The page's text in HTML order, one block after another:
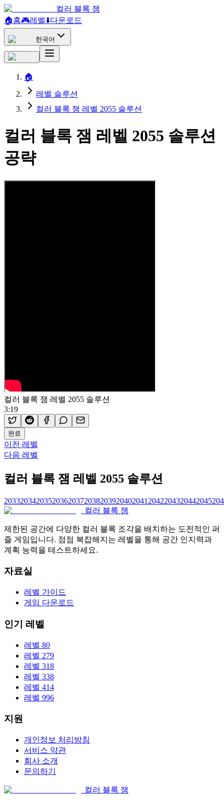
컬러 블록 잼
🏠홈🎮레벨⬇️다운로드
한국어
🏠
레벨 솔루션
컬러 블록 잼 레벨 2055 솔루션
컬러 블록 잼 레벨 2055 솔루션
공략
컬러 블록 잼 레벨 2055 솔루션
3:19
완료
이전 레벨
다음 레벨
컬러 블록 잼 레벨 2055 솔루션
203320342035203620372038203920402041 2042204320442045
컬러 블록 잼
제한된 공간에 다양한 컬러 블록 조각을 배치하는 도전적인 퍼
즐 게임입니다. 점점 복잡해지는 레벨을 통해 공간 인지력과
계획 능력을 테스트하세요.
자료실
레벨 가이드
게임 다운로드
인기 레벨
레벨 80
레벨 279
레벨 318
레벨 338
레벨 414
레벨 996
지원
개인정보 처리방침
서비스 약관
회사 소개
문의하기
컬러 블록 잼